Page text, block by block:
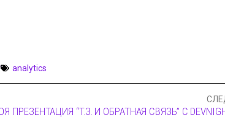
analytics
ПРЕЗЕНТАЦИЯ “Т.З. И ОБРАТНАЯ СВЯЗЬ” С